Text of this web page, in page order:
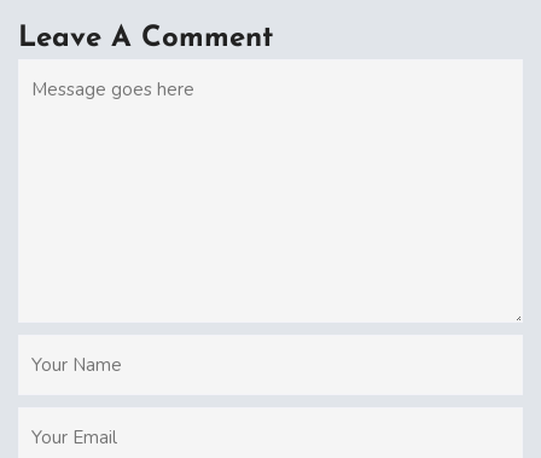
Leave A Comment